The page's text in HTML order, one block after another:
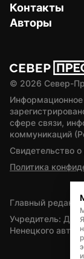
Контакты
Авторы
© 2026 Север-
Информационное
сфере связи,
коммуникаций
Свидетельство
Политика
Главный
Учредитель:
Ненецкого